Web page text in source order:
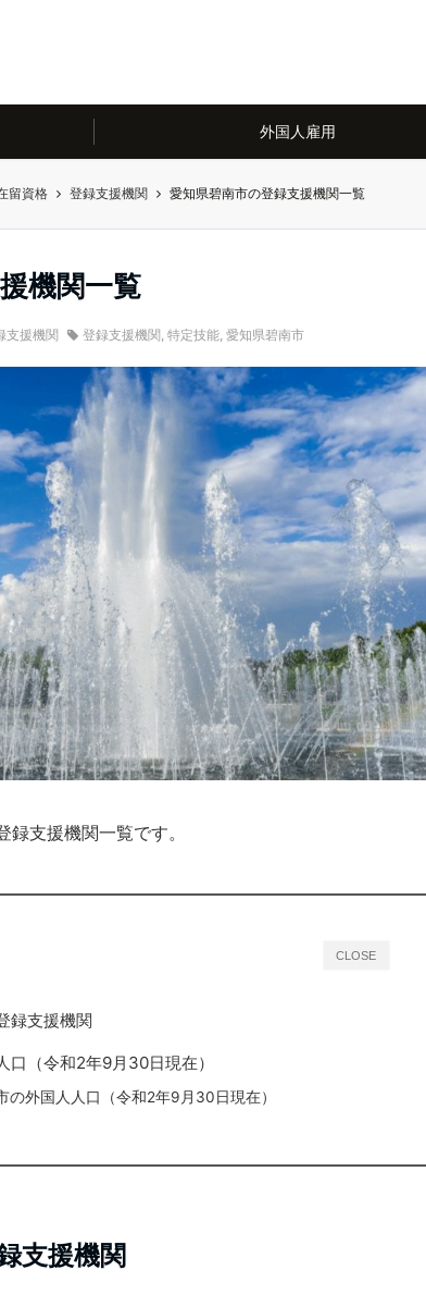
外国人雇用
留資格 登録支援機関 愛知県碧南市の登録支援機関一覧
機関一覧
支援機関 登録支援機関, 特定技能, 愛知県碧南市
支援機関一覧です。
CLOSE
録支援機関
口（令和2年9月30日現在）
の外国人人口（令和2年9月30日現在）
支援機関